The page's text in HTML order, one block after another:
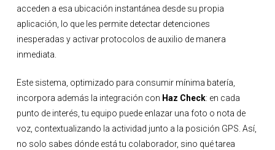
acceden a esa ubicación instantánea desde su propia
aplicación, lo que les permite detectar detenciones
inesperadas y activar protocolos de auxilio de manera
inmediata.
Este sistema, optimizado para consumir mínima batería,
incorpora además la integración con Haz Check: en cada
punto de interés, tu equipo puede enlazar una foto o nota de
voz, contextualizando la actividad junto a la posición GPS. Así,
no solo sabes dónde está tu colaborador, sino qué tarea